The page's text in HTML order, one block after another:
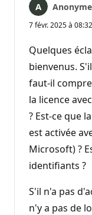
Anonyme
7 févr. 2025 à 08:32
Quelques
bienvenus.
faut-il
la licence
? Est-ce que
est activée
Microsoft) ?
identifiants ?
S'il n'a pas
n'y a pas de